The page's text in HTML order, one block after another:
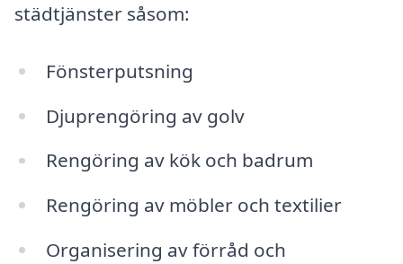
städtjänster såsom:
Fönsterputsning
Djuprengöring av golv
Rengöring av kök och badrum
Rengöring av möbler och textilier
Organisering av förråd och